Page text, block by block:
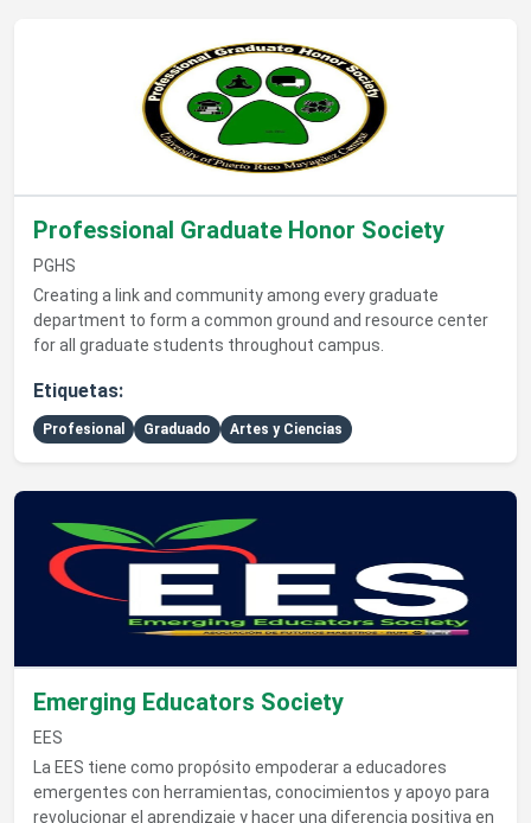
Professional Graduate Honor Society
PGHS
Creating a link and community among every graduate
department to form a common ground and resource center
for all graduate students throughout campus.
Etiquetas:
Profesional Graduado Artes y Ciencias
Ver detalles de Emerging Educators Society
Emerging Educators Society
EES
La EES tiene como propósito empoderar a educadores
emergentes con herramientas, conocimientos y apoyo para
revolucionar el aprendizaje y hacer una diferencia positiva en